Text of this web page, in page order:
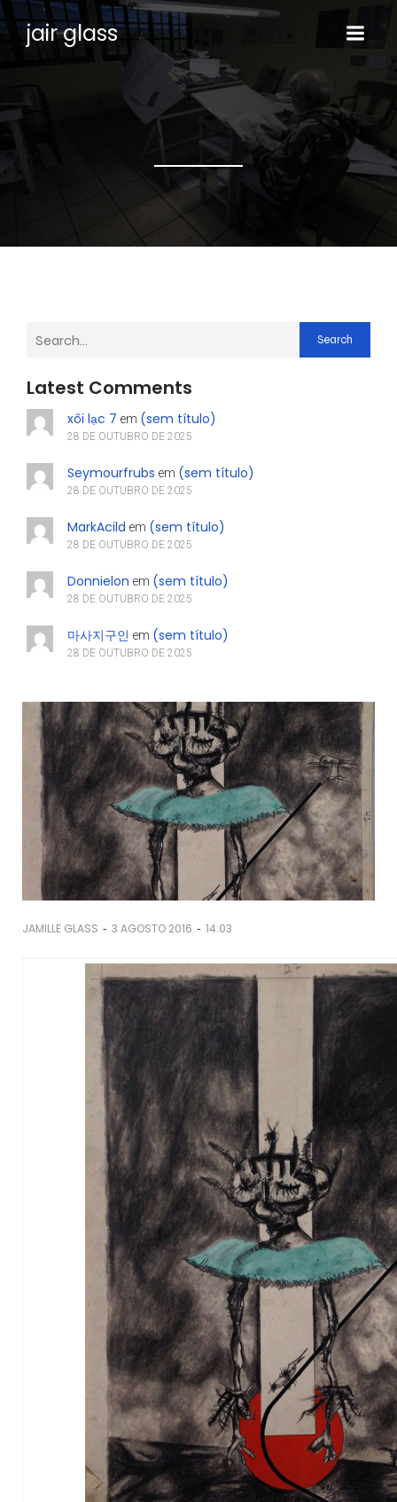
jair glass
Search
Latest Comments
xôi lạc 7 em (sem título)
28 DE OUTUBRO DE 2025
Seymourfrubs em (sem título)
28 DE OUTUBRO DE 2025
MarkAcild em (sem título)
28 DE OUTUBRO DE 2025
Donnielon em (sem título)
28 DE OUTUBRO DE 2025
마사지구인 em (sem título)
28 DE OUTUBRO DE 2025
JAMILLE GLASS - 3 AGOSTO 2016 - 14:03